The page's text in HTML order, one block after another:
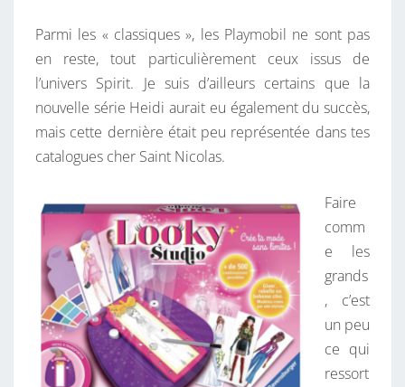
Parmi les « classiques », les Playmobil ne sont pas
en reste, tout particulièrement ceux issus de
l’univers Spirit. Je suis d’ailleurs certains que la
nouvelle série Heidi aurait eu également du succès,
mais cette dernière était peu représentée dans tes
catalogues cher Saint Nicolas.
Faire
comm
e les
grands
, c’est
un peu
ce qui
ressort